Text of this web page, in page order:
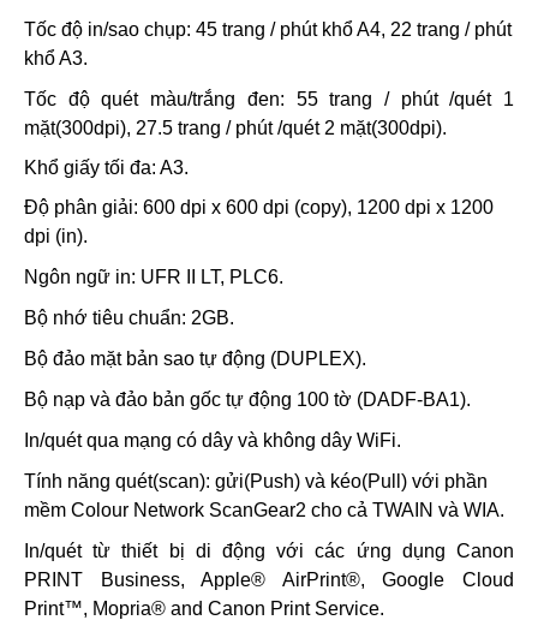
Tốc độ in/sao chụp: 45 trang / phút khổ A4, 22 trang / phút
khổ A3.
Tốc độ quét màu/trắng đen: 55 trang / phút /quét 1
mặt(300dpi), 27.5 trang / phút /quét 2 mặt(300dpi).
Khổ giấy tối đa: A3.
Độ phân giải: 600 dpi x 600 dpi (copy), 1200 dpi x 1200
dpi (in).
Ngôn ngữ in: UFR II LT, PLC6.
Bộ nhớ tiêu chuẩn: 2GB.
Bộ đảo mặt bản sao tự động (DUPLEX).
Bộ nạp và đảo bản gốc tự động 100 tờ (DADF-BA1).
In/quét qua mạng có dây và không dây WiFi.
Tính năng quét(scan): gửi(Push) và kéo(Pull) với phần
mềm Colour Network ScanGear2 cho cả TWAIN và WIA.
In/quét từ thiết bị di động với các ứng dụng Canon
PRINT Business, Apple® AirPrint®, Google Cloud
Print™, Mopria® and Canon Print Service.